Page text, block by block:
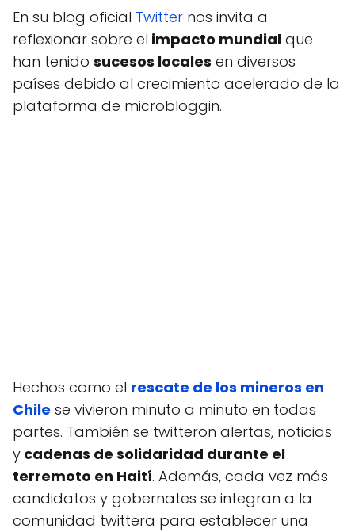
En su blog oficial Twitter nos invita a
reflexionar sobre el impacto mundial que
han tenido sucesos locales en diversos
países debido al crecimiento acelerado de la
plataforma de microbloggin.
Hechos como el rescate de los mineros en
Chile se vivieron minuto a minuto en todas
partes. También se twitteron alertas, noticias
y cadenas de solidaridad durante el
terremoto en Haití. Además, cada vez más
candidatos y gobernates se integran a la
comunidad twittera para establecer una